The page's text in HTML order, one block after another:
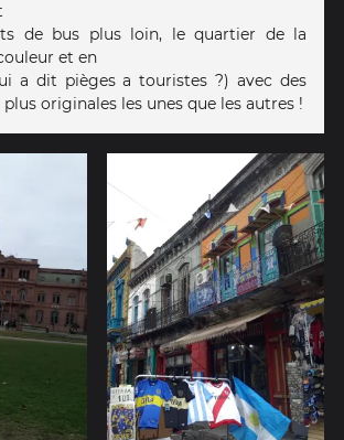
de bus plus loin, le quartier de la
et en
a dit pièges a touristes ?) avec des
originales les unes que les autres !